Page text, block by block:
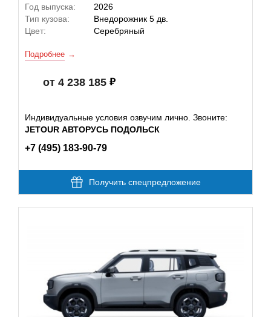
Год выпуска:
2026
Тип кузова:
Внедорожник 5 дв.
Цвет:
Серебряный
Подробнее
от 4 238 185
Индивидуальные условия озвучим лично. Звоните:
JETOUR АВТОРУСЬ ПОДОЛЬСК
+7 (495) 183-90-79
Получить спецпредложение